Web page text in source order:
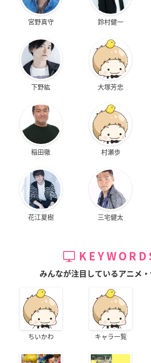
宮野真守 鈴村健一
下野紘 大塚芳忠
稲田徹 村瀬歩
花江夏樹 三宅健太
みんなが注目しているアニメ
ちいかわ キャラ一覧